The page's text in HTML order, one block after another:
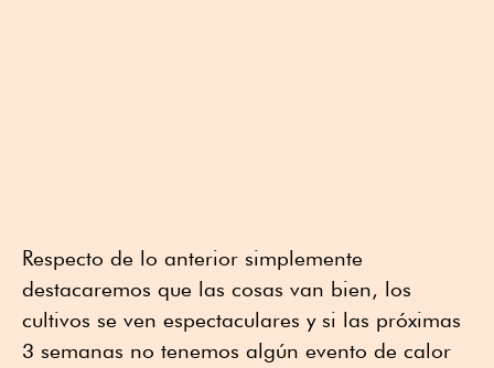
Respecto de lo anterior simplemente
destacaremos que las cosas van bien, los
cultivos se ven espectaculares y si las próximas
3 semanas no tenemos algún evento de calor